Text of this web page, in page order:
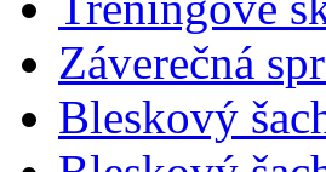
Záverečná
Bleskový